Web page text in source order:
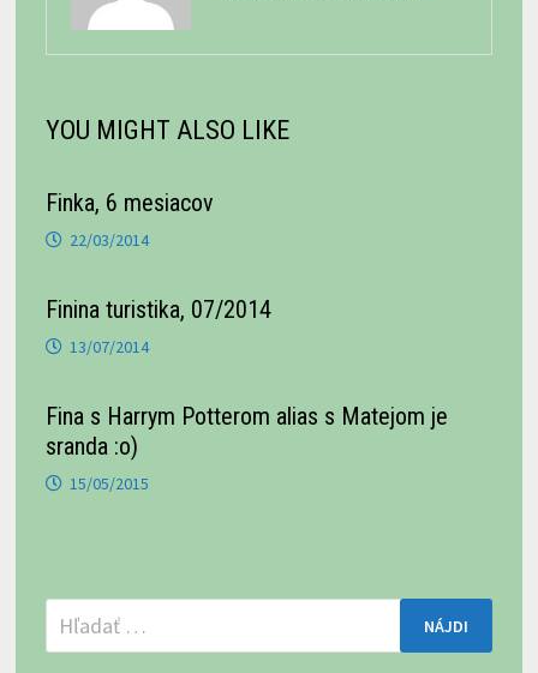
YOU MIGHT ALSO LIKE
Finka, 6 mesiacov
22/03/2014
Finina turistika, 07/2014
13/07/2014
Fina s Harrym Potterom alias s Matejom je
sranda :o)
15/05/2015
Hľadať: